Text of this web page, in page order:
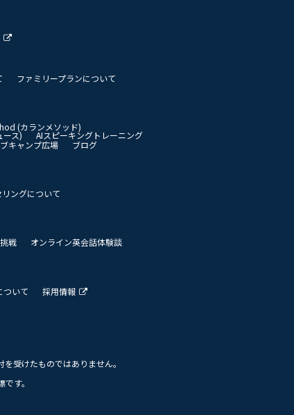
ファミリープランについて
(カランメソッド)
ース)
AIスピーキングトレーニング
キャンプ広場 ブログ
ングについて
戦 オンライン英会話体験談
ついて 採用情報
受けたものではありません。
す。